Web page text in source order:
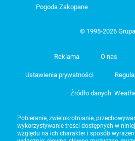
Pogoda Zakopane
© 1995-2026
Reklama O nas
Ustawienia prywatności
Źródło danych:
Pobieranie, zwielokrotnianie,
wykorzystywanie treści dostępnych w
względu na ich charakter i sposób